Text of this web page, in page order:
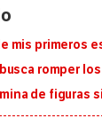
mis primeros
romper
de figuras